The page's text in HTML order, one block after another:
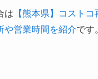
は 【熊本県】コスト
や営業時間を紹介です。